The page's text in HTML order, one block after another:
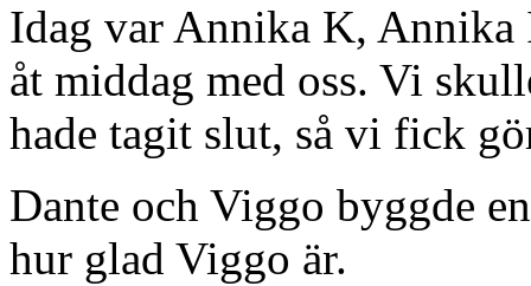
Idag var Annika K, Annika
åt middag med oss. Vi
hade tagit slut, så vi fick
Dante och Viggo byggde
hur glad Viggo är.